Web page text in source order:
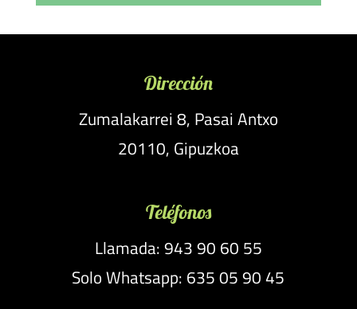
Dirección
Zumalakarrei 8, Pasai Antxo
20110, Gipuzkoa
Teléfonos
Llamada: 943 90 60 55
Solo Whatsapp: 635 05 90 45